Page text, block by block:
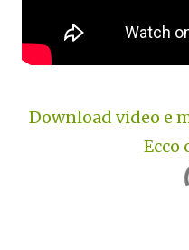
Download video e
Ecco